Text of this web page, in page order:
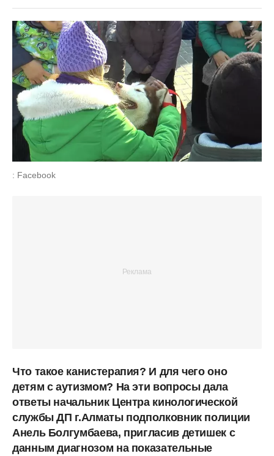
: Facebook
Что такое канистерапия? И для чего оно
детям с аутизмом? На эти вопросы дала
ответы начальник Центра кинологической
службы ДП г.Алматы подполковник полиции
Анель Болгумбаева, пригласив детишек с
данным диагнозом на показательные